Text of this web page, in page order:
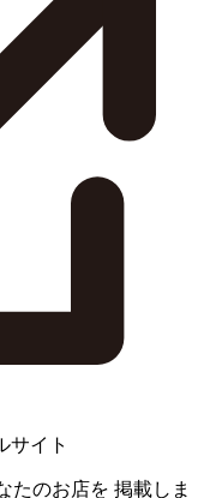
サイト
たのお店を 掲載しま